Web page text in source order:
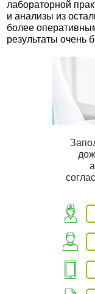
лабораторной
и анализы из
более
результаты очень